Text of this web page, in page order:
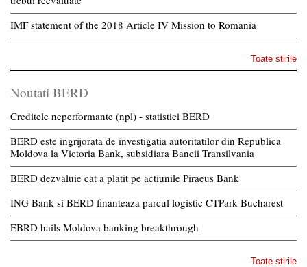
IMF statement of the 2018 Article IV Mission to Romania
Toate stirile
Noutati BERD
Creditele neperformante (npl) - statistici BERD
BERD este ingrijorata de investigatia autoritatilor din Republica
Moldova la Victoria Bank, subsidiara Bancii Transilvania
BERD dezvaluie cat a platit pe actiunile Piraeus Bank
ING Bank si BERD finanteaza parcul logistic CTPark Bucharest
EBRD hails Moldova banking breakthrough
Toate stirile